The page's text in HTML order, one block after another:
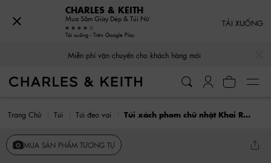
Miễn phí vận chuyển cho khách hàng mới
Trang Chủ Túi Túi đeo vai Túi xách phom chữ nhật Khai Ruched-Flap
MUA SẢN PHẨM TƯƠNG TỰ
CHARLES & KEITH
Mua Sắm Giày Dép & Túi Nữ
Tải xuống - Trên Google Play
TẢI XUỐNG